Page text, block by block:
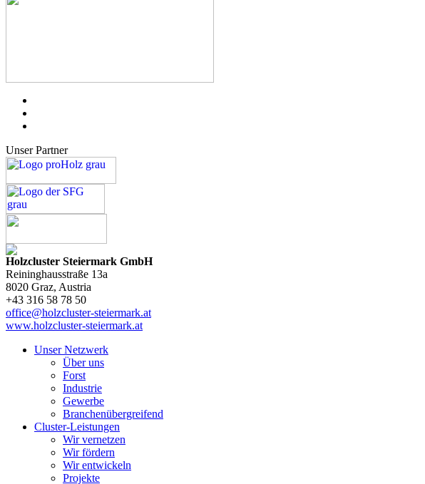
Unser Partner
Holzcluster Steiermark GmbH
Reininghausstraße 13a
8020 Graz, Austria
+43 316 58 78 50
office@holzcluster-steiermark.at
www.holzcluster-steiermark.at
Unser Netzwerk
Über uns
Forst
Industrie
Gewerbe
Branchenübergreifend
Cluster-Leistungen
Wir vernetzen
Wir fördern
Wir entwickeln
Projekte